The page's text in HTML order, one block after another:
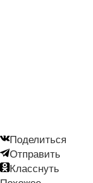
Поделиться
Отправить
Класснуть